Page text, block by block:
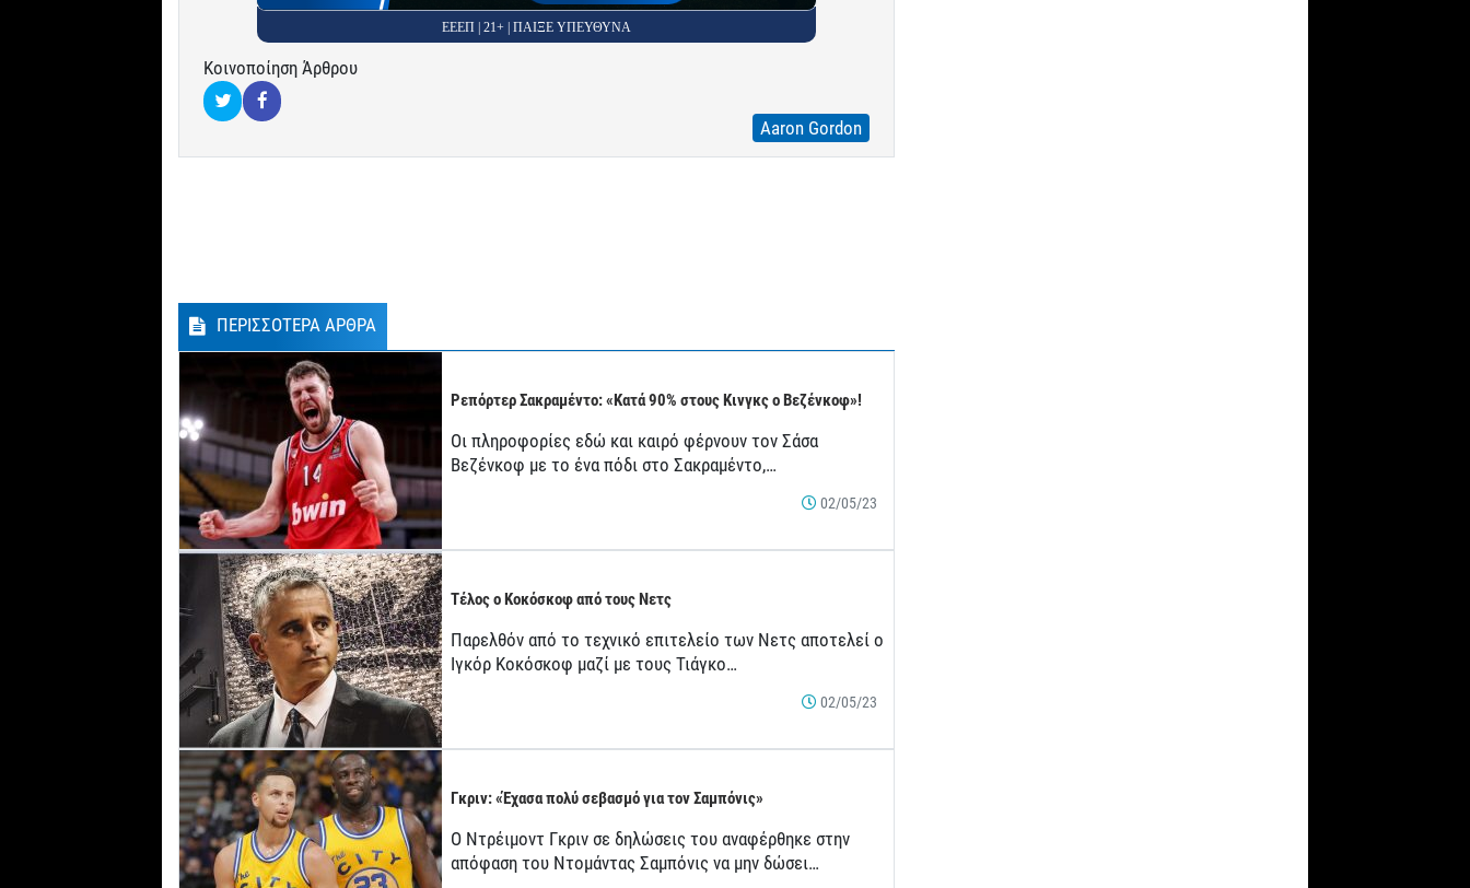
ΕΕΕΠ | 21+ | ΠΑΙΞΕ ΥΠΕΥΘΥΝΑ
Κοινοποίηση Άρθρου
Aaron Gordon
ΠΕΡΙΣΣΟΤΕΡΑ ΑΡΘΡΑ
Ρεπόρτερ Σακραμέντο: «Κατά 90% στους Κινγκς ο Βεζένκοφ»!
Οι πληροφορίες εδώ και καιρό φέρνουν τον Σάσα
Βεζένκοφ με το ένα πόδι στο Σακραμέντο,…
02/05/23
Τέλος ο Κοκόσκοφ από τους Νετς
Παρελθόν από το τεχνικό επιτελείο των Νετς αποτελεί ο
Ιγκόρ Κοκόσκοφ μαζί με τους Τιάγκο…
02/05/23
Γκριν: «Έχασα πολύ σεβασμό για τον Σαμπόνις»
Ο Ντρέιμοντ Γκριν σε δηλώσεις του αναφέρθηκε στην
απόφαση του Ντομάντας Σαμπόνις να μην δώσει…